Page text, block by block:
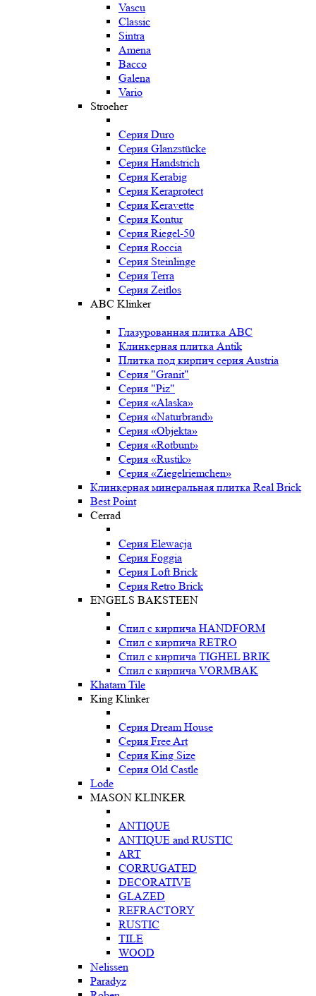
Vascu
Classic
Sintra
Amena
Bacco
Galena
Vario
Stroeher
Серия Duro
Серия Glanzstücke
Серия Handstrich
Серия Kerabig
Серия Keraprotect
Серия Keravette
Серия Kontur
Серия Riegel-50
Серия Roccia
Серия Steinlinge
Серия Terra
Серия Zeitlos
ABC Klinker
Глазурованная плитка ABC
Клинкерная плитка Antik
Плитка под кирпич серия Austria
Серия "Granit"
Серия "Piz"
Серия «Alaska»
Серия «Naturbrand»
Серия «Objekta»
Серия «Rotbunt»
Серия «Rustik»
Серия «Ziegelriemchen»
Клинкерная минеральная плитка Real Brick
Best Point
Cerrad
Серия Elewacja
Серия Foggia
Серия Loft Brick
Серия Retro Brick
ENGELS BAKSTEEN
Спил с кирпича HANDFORM
Спил с кирпича RETRO
Спил с кирпича TIGHEL BRIK
Спил с кирпича VORMBAK
Khatam Tile
King Klinker
Серия Dream House
Серия Free Art
Серия King Size
Серия Old Castle
Lode
MASON KLINKER
ANTIQUE
ANTIQUE and RUSTIC
ART
CORRUGATED
DECORATIVE
GLAZED
REFRACTORY
RUSTIC
TILE
WOOD
Nelissen
Paradyz